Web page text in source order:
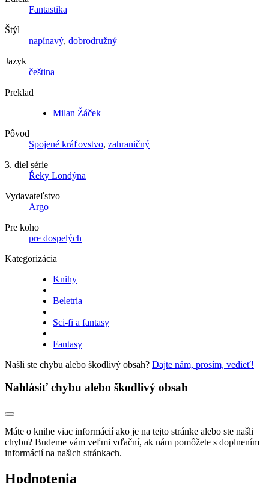
Fantastika
Štýl
napínavý, dobrodružný
Jazyk
čeština
Preklad
Milan Žáček
Pôvod
Spojené kráľovstvo, zahraničný
3. diel série
Řeky Londýna
Vydavateľstvo
Argo
Pre koho
pre dospelých
Kategorizácia
Knihy
Beletria
Sci-fi a fantasy
Fantasy
Našli ste chybu alebo škodlivý obsah? Dajte nám, prosím, vedieť!
Nahlásiť chybu alebo škodlivý obsah
Máte o knihe viac informácií ako je na tejto stránke alebo ste našli
chybu? Budeme vám veľmi vďační, ak nám pomôžete s doplnením
informácií na našich stránkach.
Hodnotenia